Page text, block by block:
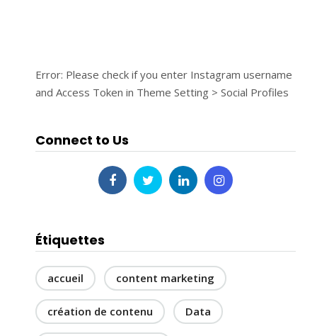
Error: Please check if you enter Instagram username
and Access Token in Theme Setting > Social Profiles
Connect to Us
Étiquettes
accueil content marketing
création de contenu Data